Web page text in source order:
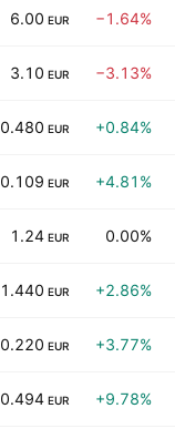
6.00 EUR −1.64%
3.10 EUR −3.13%
0.480 EUR +0.84%
0.109 EUR +4.81%
1.24 EUR 0.00%
1.440 EUR +2.86%
0.220 EUR +3.77%
0.494 EUR +9.78%